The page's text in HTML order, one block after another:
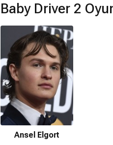
Baby Driver 2
Ansel Elgort